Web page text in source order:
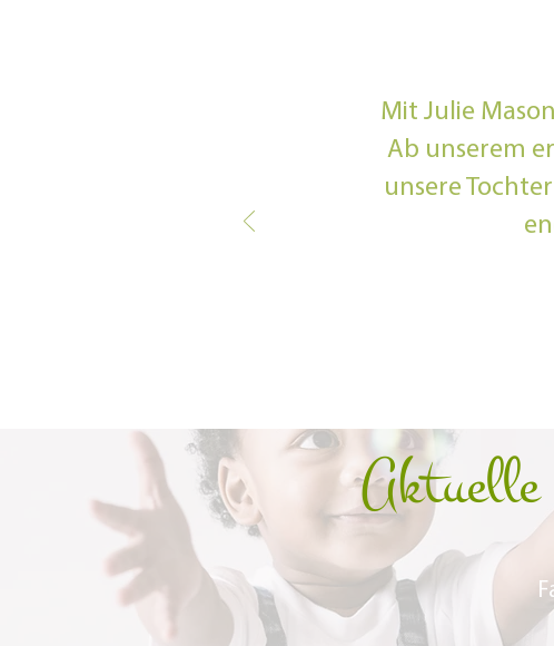
Mit Julie
Ab unserem
unsere
Aktuelle